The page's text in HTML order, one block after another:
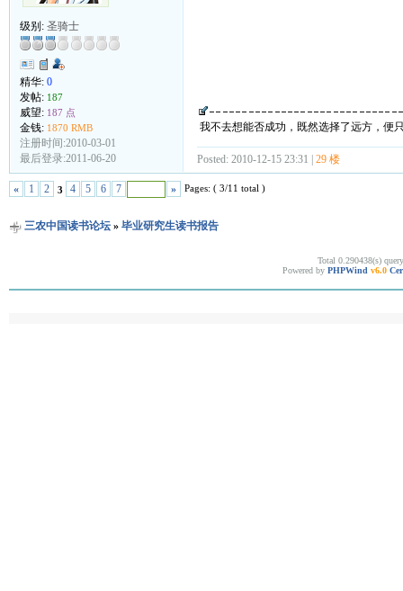
级别: 圣骑士
精华: 0
发帖: 187
威望: 187 点
金钱: 1870 RMB
注册时间:2010-03-01
最后登录:2011-06-20
我不去想能否成功，既然选择了远方，便
Posted: 2010-12-15 23:31 | 29 楼
« 1 2 3 4 5 6 7 » Pages: ( 3/11 total )
三农中国读书论坛» 毕业研究生读书报告
Total 0.290438(s)
Powered by PHPWind v6.0